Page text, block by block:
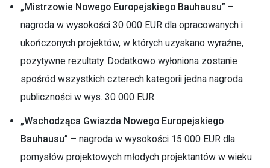
„Mistrzowie Nowego Europejskiego Bauhausu” –
nagroda w wysokości 30 000 EUR dla opracowanych i
ukończonych projektów, w których uzyskano wyraźne,
pozytywne rezultaty. Dodatkowo wyłoniona zostanie
spośród wszystkich czterech kategorii jedna nagroda
publiczności w wys. 30 000 EUR.
„Wschodząca Gwiazda Nowego Europejskiego
Bauhausu” – nagroda w wysokości 15 000 EUR dla
pomysłów projektowych młodych projektantów w wieku